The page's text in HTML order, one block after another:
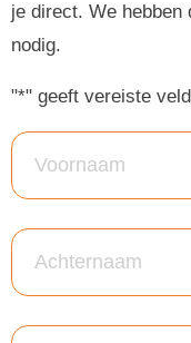
je direct. We hebben
nodig.
"*" geeft vereiste